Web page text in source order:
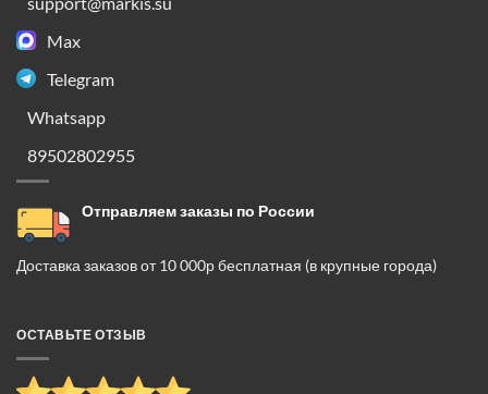
Max
Telegram
Whatsapp
89502802955
Отправляем заказы по России
Доставка заказов от 10 000р бесплатная (в крупные города)
ОСТАВЬТЕ ОТЗЫВ